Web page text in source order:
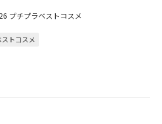
プチプラベストコスメ
ストコスメ